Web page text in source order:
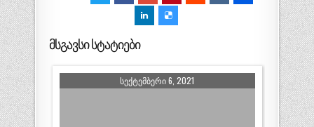
მსგავსი სტატიები
ᲡᲔᲥᲢᲔᲛᲑᲔᲠᲘ 6, 2021